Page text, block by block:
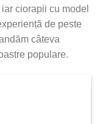
ciorapii cu model
de peste
câteva
populare.